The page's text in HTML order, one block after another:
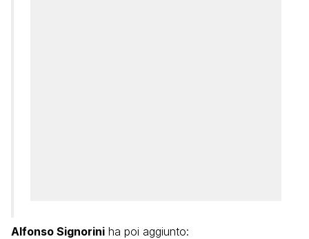
Alfonso Signorini ha poi aggiunto: